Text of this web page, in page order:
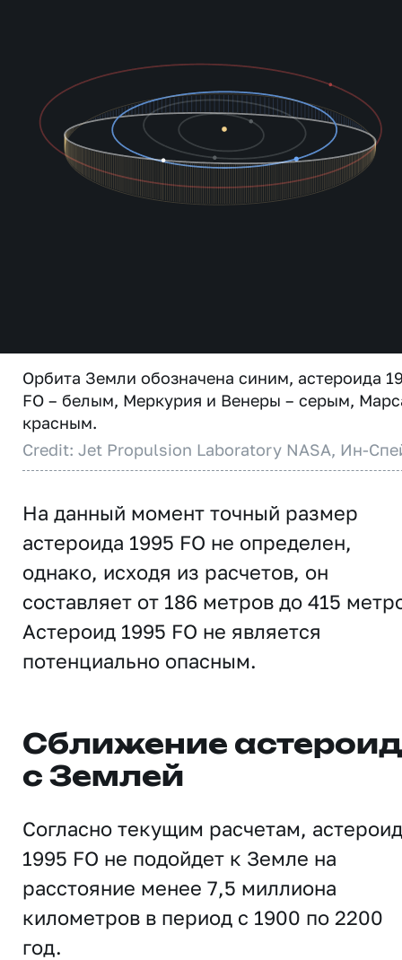
Орбита Земли обозначена синим, астероида
FO – белым, Меркурия и Венеры – серым,
красным.
Credit: Jet Propulsion Laboratory NASA, Ин-
На данный момент точный размер
астероида 1995 FO не определен,
однако, исходя из расчетов, он
составляет от 186 метров до 415
Астероид 1995 FO не является
потенциально опасным.
Сближение
с Землей
Согласно текущим расчетам, астероид
1995 FO не подойдет к Земле на
расстояние менее 7,5 миллиона
километров в период с 1900 по 2200
год.